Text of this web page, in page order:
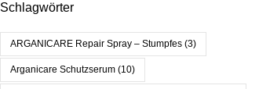
Schlagwörter
ARGANICARE Repair Spray – Stumpfes (3)
Arganicare Schutzserum (10)